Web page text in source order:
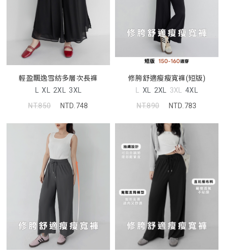
輕盈飄逸雪紡多層次長褲
L XL 2XL 3XL
NT.850
NTD.748
修胯舒適瘦瘦寬褲(短版)
L XL 2XL 3XL 4XL
NT.890
NTD.783